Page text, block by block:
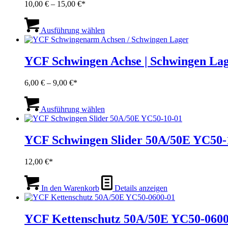
10,00 € – 15,00 €Preisspanne:
15,00 €
Ausführung wählen
weist
Varianten
auf.
der
Produktseite
werden
YCF Schwingen Achse | Schwingen
6,00 € – 9,00 €Preisspanne:
9,00 €
Ausführung wählen
weist
Varianten
auf.
auf
der
Produktseite
werden
YCF Schwingen Slider 50A/50E YC50-
12,00 €
In den Warenkorb Details anzeigen
YCF Kettenschutz 50A/50E YC50-